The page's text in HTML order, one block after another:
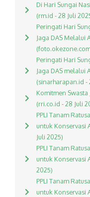
Di Hari Sungai
(rm.id - 28 Juli
Peringati Hari
Jaga DAS Melalui
Peringati Hari
Jaga DAS melalui
(sinarharapan.id -
Komitmen Swasta
(rri.co.id - 28 Juli
PPLI Tanam
untuk Konservasi
Juli 2025)
PPLI Tanam
untuk Konservasi
2025)
PPLI Tanam
untuk Konservasi